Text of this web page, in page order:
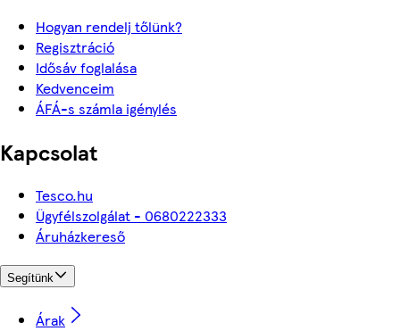
Hogyan rendelj tőlünk?
Regisztráció
Idősáv foglalása
Kedvenceim
ÁFÁ-s számla igénylés
Kapcsolat
Tesco.hu
Ügyfélszolgálat - 0680222333
Áruházkereső
Segítünk
Árak